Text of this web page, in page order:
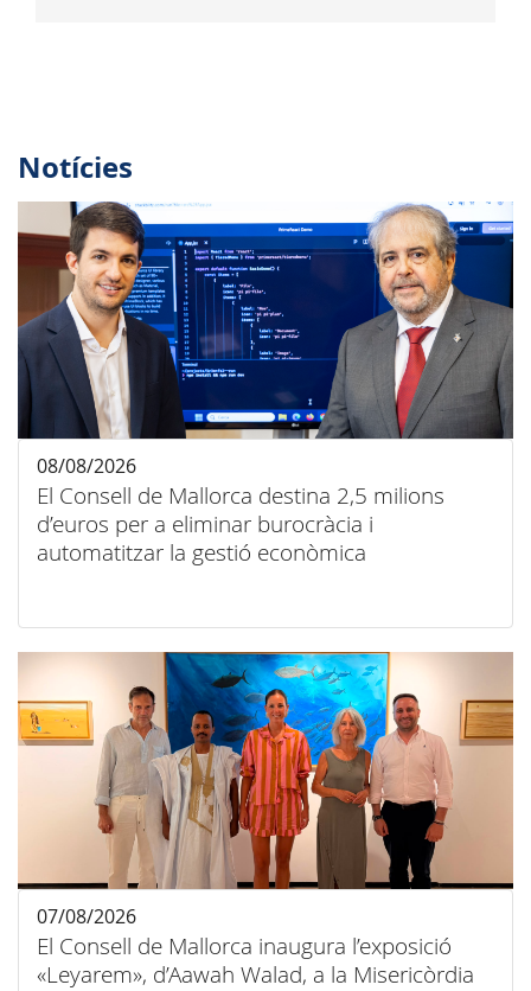
Notícies
El Consell de Mallorca destina 2,5 milions
d’euros per a eliminar burocràcia i
automatitzar la gestió econòmica
08/08/2026
El Consell de Mallorca inaugura l’exposició
«Leyarem», d’Aawah Walad, a la Misericòrdia
07/08/2026